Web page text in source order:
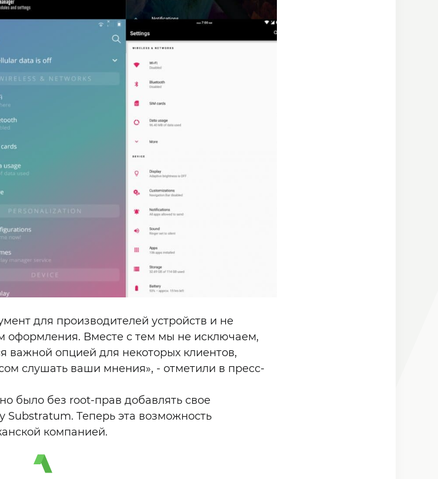
для производителей устройств и не
оформления. Вместе с тем мы не исключаем,
важной опцией для некоторых клиентов,
слушать ваши мнения», - отметили в пресс-
было без root-прав добавлять свое
Теперь эта возможность
компанией.